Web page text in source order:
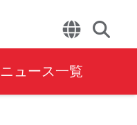
ニュース一覧